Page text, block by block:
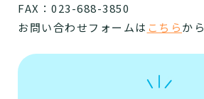
FAX：023-688-3850
お問い合わせフォームは こちらから